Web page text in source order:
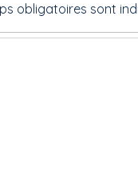
obligatoires sont